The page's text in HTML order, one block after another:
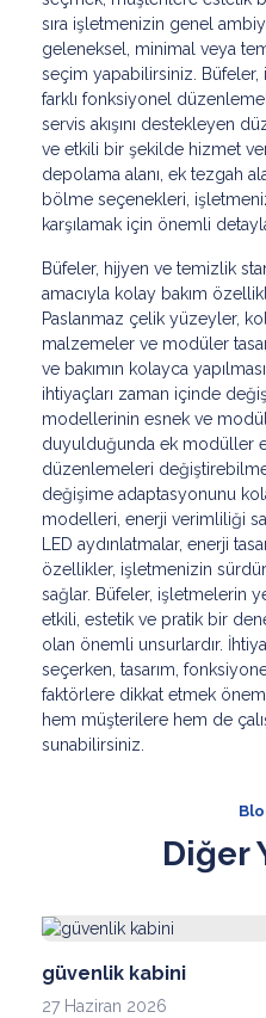
sıra işletmenizin genel
geleneksel, minimal veya
seçim yapabilirsiniz. Büfeler,
farklı fonksiyonel
servis akışını destekleyen
ve etkili bir şekilde hizmet
depolama alanı, ek tezgah
bölme seçenekleri,
karşılamak için önemli
Büfeler, hijyen ve temizlik
amacıyla kolay bakım
Paslanmaz çelik yüzeyler,
malzemeler ve modüler
ve bakımın kolayca
ihtiyaçları zaman içinde
modellerinin esnek ve
duyulduğunda ek modüller
düzenlemeleri
değişime adaptasyonunu
modelleri, enerji verimliliği
LED aydınlatmalar, enerji
özellikler, işletmenizin
sağlar. Büfeler, işletmelerin
etkili, estetik ve pratik bir
olan önemli unsurlardır.
seçerken, tasarım,
faktörlere dikkat etmek
hem müşterilere hem de
sunabilirsiniz.
Diğer
güvenlik kabini
27 Haziran 2026